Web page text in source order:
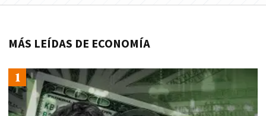
MÁS LEÍDAS DE ECONOMÍA